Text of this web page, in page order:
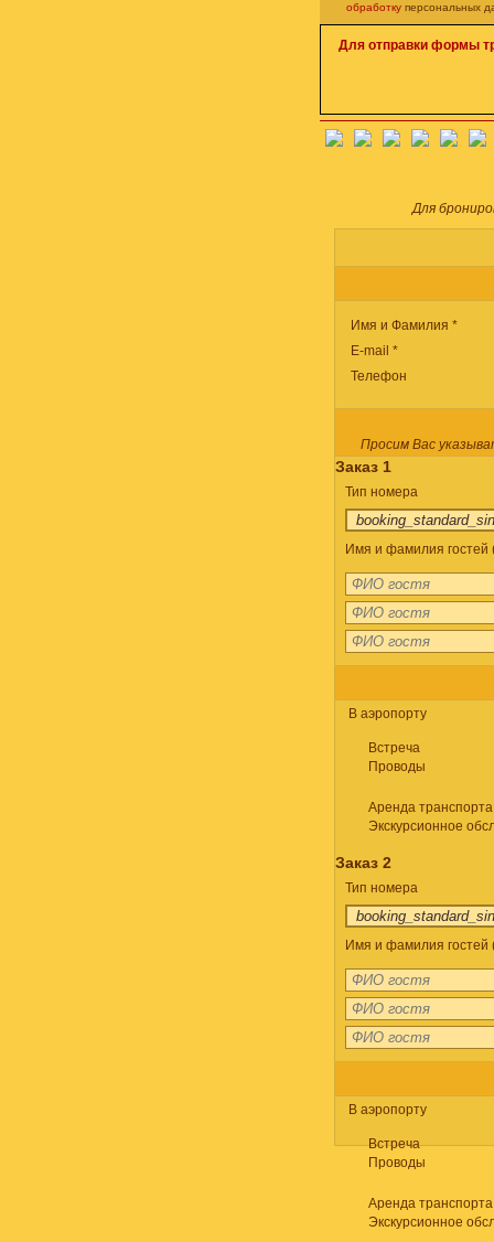
обработку персональных
Для отправки формы
Для
Имя и Фамилия *
E-mail *
Телефон
Просим Вас
Заказ 1
Тип номера
Имя и фамилия гостей
В аэропорту
Встреча
Проводы
Аренда транспорта
Экскурсионное
Заказ 2
Тип номера
Имя и фамилия гостей
В аэропорту
Встреча
Проводы
Аренда транспорта
Экскурсионное